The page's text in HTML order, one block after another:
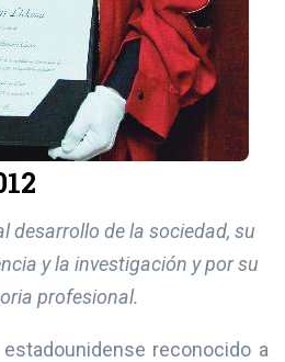
desarrollo de la sociedad, su
y la investigación y por su
profesional.
reconocido a